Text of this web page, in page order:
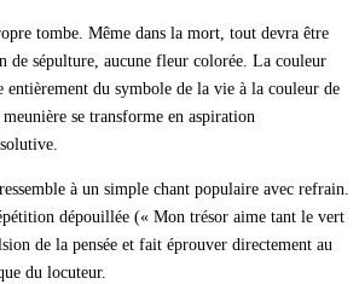
tombe. Même dans la mort, tout devra être
de sépulture, aucune fleur colorée. La couleur
entièrement du symbole de la vie à la couleur de
se transforme en aspiration
à un simple chant populaire avec refrain.
dépouillée (« Mon trésor aime tant le vert
de la pensée et fait éprouver directement au
du locuteur.